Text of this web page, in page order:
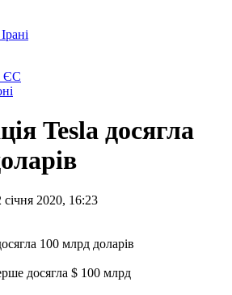
ЄС
Tesla досягла
2020, 16:23
досягла $ 100 млрд